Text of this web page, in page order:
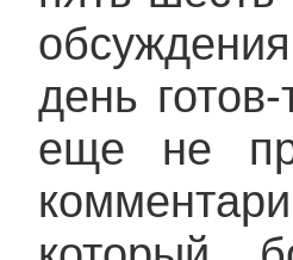
день
еще не